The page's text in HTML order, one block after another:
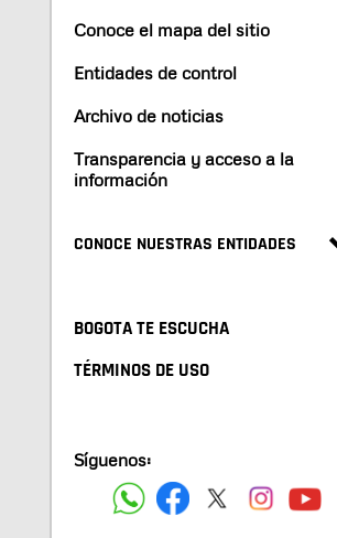
Conoce el mapa del sitio
Entidades de control
Archivo de noticias
Transparencia y acceso a la
información
CONOCE NUESTRAS ENTIDADES
BOGOTA TE ESCUCHA
TÉRMINOS DE USO
Síguenos: